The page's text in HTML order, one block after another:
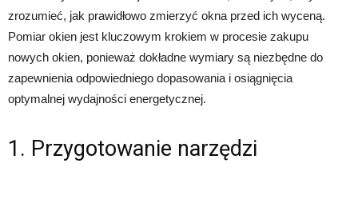
zrozumieć, jak prawidłowo zmierzyć okna przed ich wyceną.
Pomiar okien jest kluczowym krokiem w procesie zakupu
nowych okien, ponieważ dokładne wymiary są niezbędne do
zapewnienia odpowiedniego dopasowania i osiągnięcia
optymalnej wydajności energetycznej.
1. Przygotowanie narzędzi